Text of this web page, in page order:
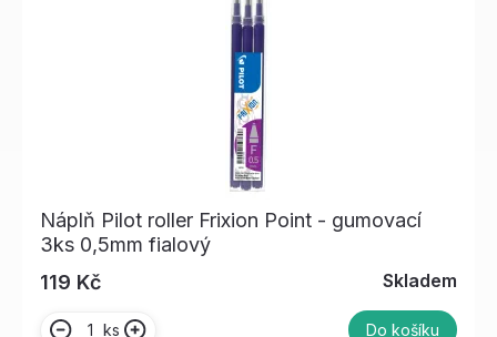
Náplň Pilot roller Frixion Point - gumovací
3ks 0,5mm fialový
119 Kč
Skladem
ks Do košíku